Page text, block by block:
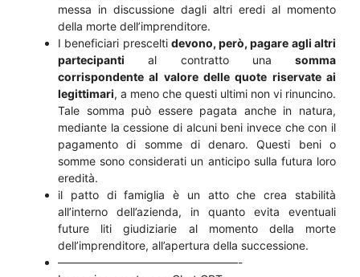
messa in discussione dagli altri eredi al momento
della morte dell’imprenditore.
I beneficiari prescelti devono, però, pagare agli altri
partecipanti al contratto una somma
corrispondente al valore delle quote riservate ai
legittimari, a meno che questi ultimi non vi rinuncino.
Tale somma può essere pagata anche in natura,
mediante la cessione di alcuni beni invece che con il
pagamento di somme di denaro. Questi beni o
somme sono considerati un anticipo sulla futura loro
eredità.
il patto di famiglia è un atto che crea stabilità
all’interno dell’azienda, in quanto evita eventuali
future liti giudiziarie al momento della morte
dell’imprenditore, all’apertura della successione.
————————————————-